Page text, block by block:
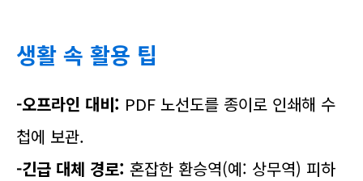
생활 속 활용 팁
-오프라인 대비: PDF 노선도를 종이로 인쇄해 수
첩에 보관.
-긴급 대체 경로: 혼잡한 환승역(예: 상무역) 피하